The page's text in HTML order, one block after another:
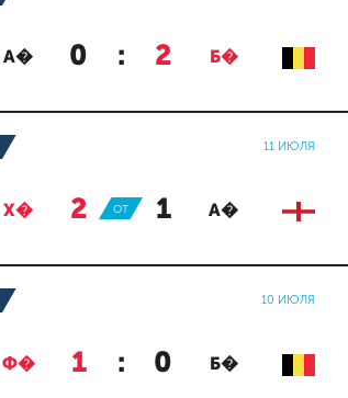
А� 0 : 2 Б�
11 ИЮЛЯ
Х� 2 : 1 А�
ОТ
10 ИЮЛЯ
Ф� 1 : 0 Б�